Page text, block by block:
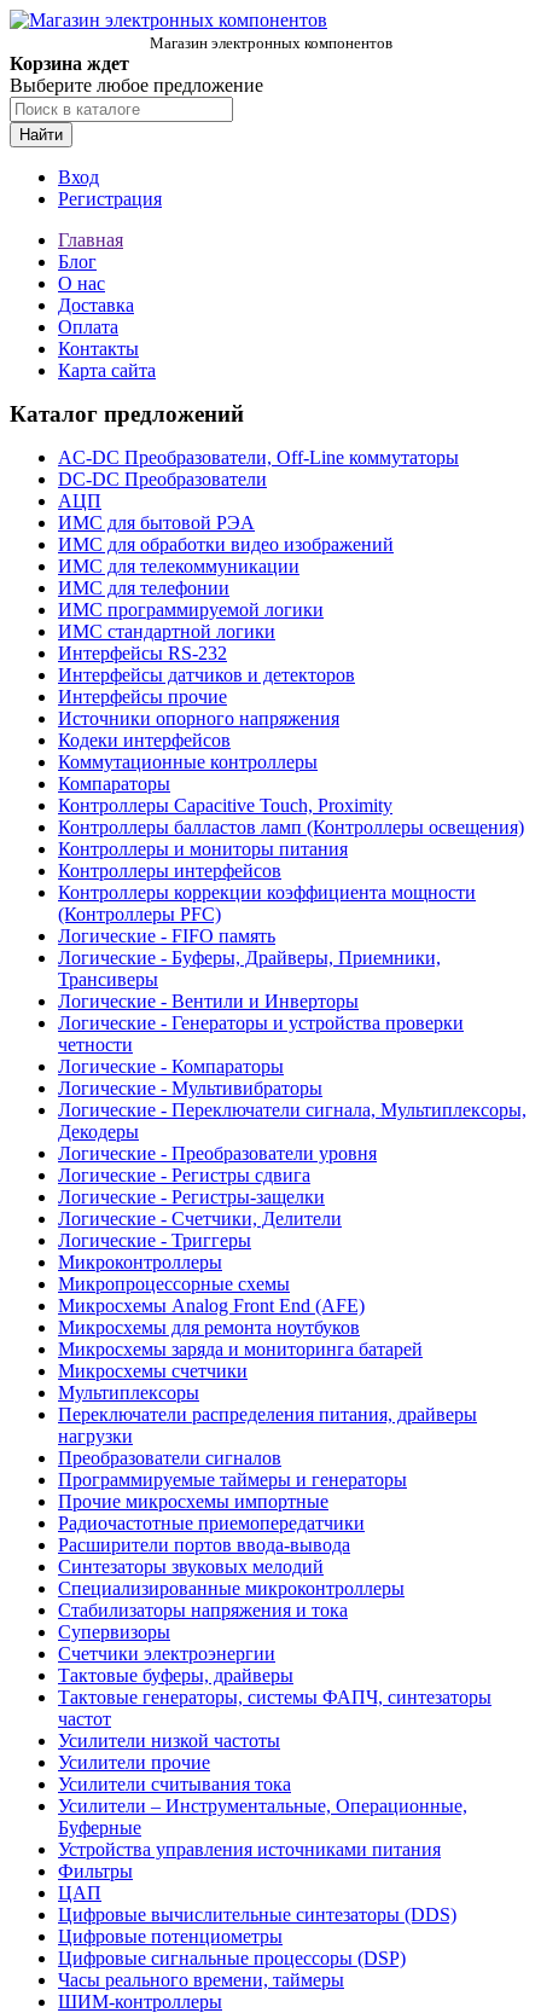
Магазин электронных компонентов
Корзина ждет
Выберите любое предложение
Найти
Вход
Регистрация
Главная
Блог
О нас
Доставка
Оплата
Контакты
Карта сайта
Каталог предложений
AC-DC Преобразователи, Off-Line коммутаторы
DC-DC Преобразователи
АЦП
ИМС для бытовой РЭА
ИМС для обработки видео изображений
ИМС для телекоммуникации
ИМС для телефонии
ИМС программируемой логики
ИМС стандартной логики
Интерфейсы RS-232
Интерфейсы датчиков и детекторов
Интерфейсы прочие
Источники опорного напряжения
Кодеки интерфейсов
Коммутационные контроллеры
Компараторы
Контроллеры Capacitive Touch, Proximity
Контроллеры балластов ламп (Контроллеры освещения)
Контроллеры и мониторы питания
Контроллеры интерфейсов
Контроллеры коррекции коэффициента мощности
(Контроллеры PFC)
Логические - FIFO память
Логические - Буферы, Драйверы, Приемники,
Трансиверы
Логические - Вентили и Инверторы
Логические - Генераторы и устройства проверки
четности
Логические - Компараторы
Логические - Мультивибраторы
Логические - Переключатели сигнала, Мультиплексоры,
Декодеры
Логические - Преобразователи уровня
Логические - Регистры сдвига
Логические - Регистры-защелки
Логические - Счетчики, Делители
Логические - Триггеры
Микроконтроллеры
Микропроцессорные схемы
Микросхемы Analog Front End (AFE)
Микросхемы для ремонта ноутбуков
Микросхемы заряда и мониторинга батарей
Микросхемы счетчики
Мультиплексоры
Переключатели распределения питания, драйверы
нагрузки
Преобразователи сигналов
Программируемые таймеры и генераторы
Прочие микросхемы импортные
Радиочастотные приемопередатчики
Расширители портов ввода-вывода
Синтезаторы звуковых мелодий
Специализированные микроконтроллеры
Стабилизаторы напряжения и тока
Супервизоры
Счетчики электроэнергии
Тактовые буферы, драйверы
Тактовые генераторы, системы ФАПЧ, синтезаторы
частот
Усилители низкой частоты
Усилители прочие
Усилители считывания тока
Усилители – Инструментальные, Операционные,
Буферные
Устройства управления источниками питания
Фильтры
ЦАП
Цифровые вычислительные синтезаторы (DDS)
Цифровые потенциометры
Цифровые сигнальные процессоры (DSP)
Часы реального времени, таймеры
ШИМ-контроллеры